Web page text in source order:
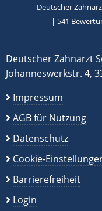
Deutscher
| 541
Deutscher Zahnarzt
Johanneswerkstr. 4,
Impressum
AGB für Nutzung
Datenschutz
Cookie-
Barrierefreiheit
Login